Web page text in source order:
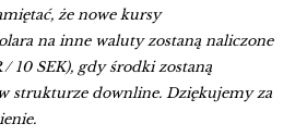
że nowe kursy
na inne waluty zostaną naliczone
/ 10 SEK), gdy środki zostaną
strukturze downline. Dziękujemy za